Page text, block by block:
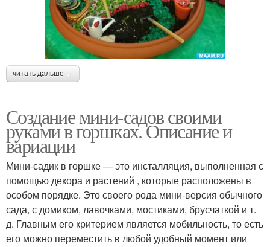
читать дальше →
Создание мини-садов своими
руками в горшках. Описание и
вариации
Мини-садик в горшке — это инсталляция, выполненная с
помощью декора и растений , которые расположены в
особом порядке. Это своего рода мини-версия обычного
сада, с домиком, лавочками, мостиками, брусчаткой и т.
д. Главным его критерием является мобильность, то есть
его можно переместить в любой удобный момент или